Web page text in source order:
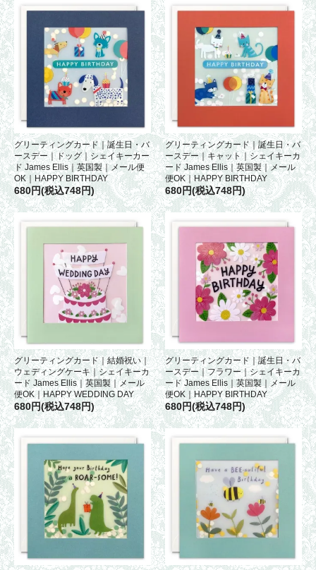
グリーティングカード｜誕生日・バ
ースデー｜ドッグ｜シェイキーカー
ド James Ellis｜英国製｜メール便
OK｜HAPPY BIRTHDAY
680円(税込748円)
グリーティングカード｜誕生日・バ
ースデー｜キャット｜シェイキーカ
ード James Ellis｜英国製｜メール
便OK｜HAPPY BIRTHDAY
680円(税込748円)
グリーティングカード｜結婚祝い｜
ウェディングケーキ｜シェイキーカ
ード James Ellis｜英国製｜メール
便OK｜HAPPY WEDDING DAY
680円(税込748円)
グリーティングカード｜誕生日・バ
ースデー｜フラワー｜シェイキーカ
ード James Ellis｜英国製｜メール
便OK｜HAPPY BIRTHDAY
680円(税込748円)